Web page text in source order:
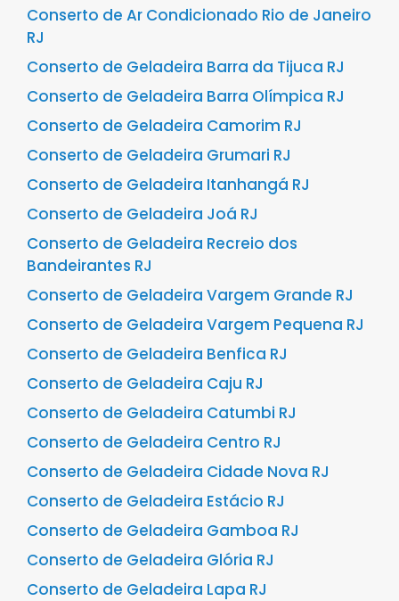
Conserto de Ar Condicionado Rio de Janeiro
RJ
Conserto de Geladeira Barra da Tijuca RJ
Conserto de Geladeira Barra Olímpica RJ
Conserto de Geladeira Camorim RJ
Conserto de Geladeira Grumari RJ
Conserto de Geladeira Itanhangá RJ
Conserto de Geladeira Joá RJ
Conserto de Geladeira Recreio dos
Bandeirantes RJ
Conserto de Geladeira Vargem Grande RJ
Conserto de Geladeira Vargem Pequena RJ
Conserto de Geladeira Benfica RJ
Conserto de Geladeira Caju RJ
Conserto de Geladeira Catumbi RJ
Conserto de Geladeira Centro RJ
Conserto de Geladeira Cidade Nova RJ
Conserto de Geladeira Estácio RJ
Conserto de Geladeira Gamboa RJ
Conserto de Geladeira Glória RJ
Conserto de Geladeira Lapa RJ